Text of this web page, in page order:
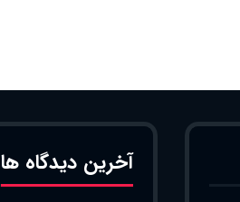
آخرین دیدگاه ها